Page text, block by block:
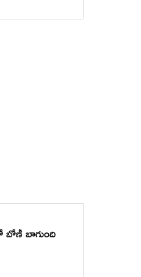
బోణీ బాగుంది